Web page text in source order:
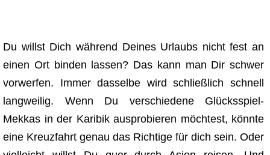
Du willst Dich während Deines Urlaubs nicht fest an
einen Ort binden lassen? Das kann man Dir schwer
vorwerfen. Immer dasselbe wird schließlich schnell
langweilig. Wenn Du verschiedene Glücksspiel-
Mekkas in der Karibik ausprobieren möchtest, könnte
eine Kreuzfahrt genau das Richtige für dich sein. Oder